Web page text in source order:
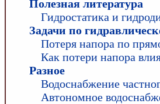
Полезная литература
Гидростатика и
Задачи по
Потеря напора по
Как потери напора
Разное
Водоснабжение
Автономное